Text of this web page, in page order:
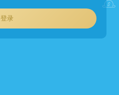
登录